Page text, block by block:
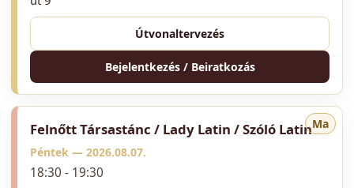
Útvonaltervezés
Bejelentkezés / Beiratkozás
Ma
Felnőtt Társastánc / Lady Latin / Szóló Latin
Péntek — 2026.08.07.
18:30 - 19:30